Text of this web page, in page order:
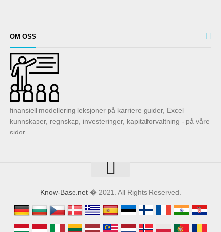
OM OSS
finansiell modellering leksjoner på karriere guider, Excel
kunnskaper, regnskap, investeringer, kapitalforvaltning - på våre
sider
Know-Base.net� 2021. All Rights Reserved.